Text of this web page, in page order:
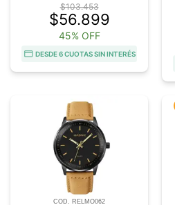
$103.453
$56.899
45% OFF
DESDE 6 CUOTAS SIN INTERÉS
COD. RELMO062